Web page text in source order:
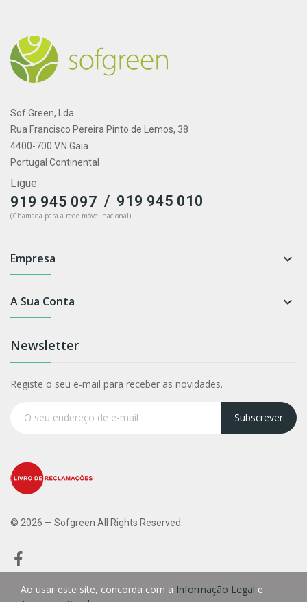
Sof Green, Lda
Rua Francisco Pereira Pinto de Lemos, 38
4400-700 V.N.Gaia
Portugal Continental
Ligue
919 945 097 / 919 945 010
(Chamada para a rede móvel nacional)
Empresa 
A Sua Conta 
Newsletter
Registe o seu e-mail para receber as novidades.
Subscrever
© 2026 — Sofgreen All Rights Reserved.
Ao usar este site, concorda com a Informação Legal e